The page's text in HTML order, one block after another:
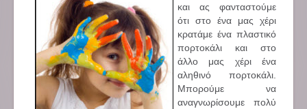
και ας φανταστούμε
ότι στο ένα μας χέρι
κρατάμε ένα πλαστικό
πορτοκάλι και στο
άλλο μας χέρι ένα
αληθινό πορτοκάλι.
Μπορούμε να
αναγνωρίσουμε πολύ